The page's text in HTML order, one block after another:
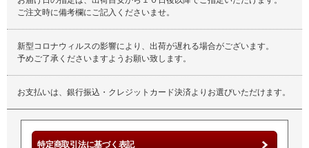
ご注文時に備考欄にご記入くださいませ。
新型コロナウィルスの影響により、出荷が遅れる場合がございます。
予めご了承くださいますようお願い致します。
お支払いは、銀行振込・クレジットカード決済よりお選びいただけます。
特定商取引法に基づく表記